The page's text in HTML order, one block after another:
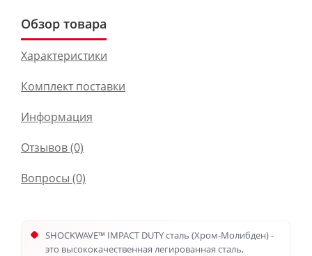
Обзор товара
Характеристики
Комплект поставки
Информация
Отзывов (0)
Вопросы (0)
SHOCKWAVE™ IMPACT DUTY сталь (Хром-Молибден) -
это высококачественная легированная сталь,